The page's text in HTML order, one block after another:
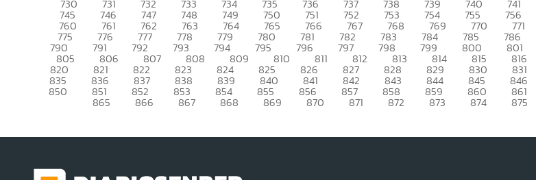
730 731 732 733 734 735 736 737 738 739 740 741
745 746 747 748 749 750 751 752 753 754 755 756
760 761 762 763 764 765 766 767 768 769 770 771
775 776 777 778 779 780 781 782 783 784 785 786
790 791 792 793 794 795 796 797 798 799 800 801
805 806 807 808 809 810 811 812 813 814 815 816
820 821 822 823 824 825 826 827 828 829 830 831
835 836 837 838 839 840 841 842 843 844 845 846
850 851 852 853 854 855 856 857 858 859 860 861
865 866 867 868 869 870 871 872 873 874 875